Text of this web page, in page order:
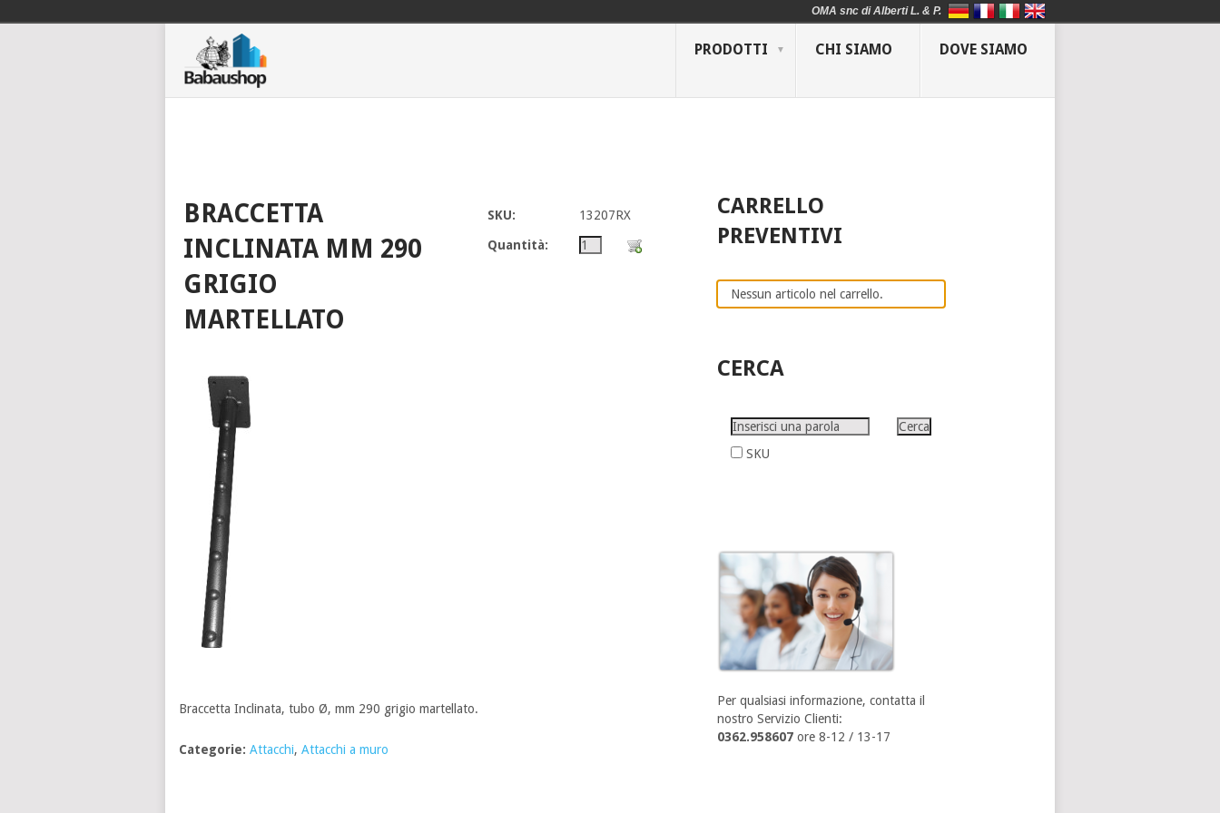
PRODOTTI CHI SIAMO DOVE SIAMO
BRACCETTA
INCLINATA MM 290
GRIGIO
MARTELLATO
SKU: 13207RX
Quantità:
Braccetta Inclinata, tubo Ø, mm 290 grigio martellato.
Categorie: Attacchi, Attacchi a muro
CARRELLO
PREVENTIVI
Nessun articolo nel carrello.
CERCA
SKU
Per qualsiasi informazione, contatta il
nostro Servizio Clienti:
0362.958607 ore 8-12 / 13-17
OMA snc di Alberti L. & P.